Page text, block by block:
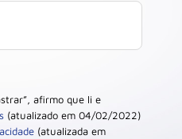
afirmo que li e
(atualizado em 04/02/2022)
(atualizada em